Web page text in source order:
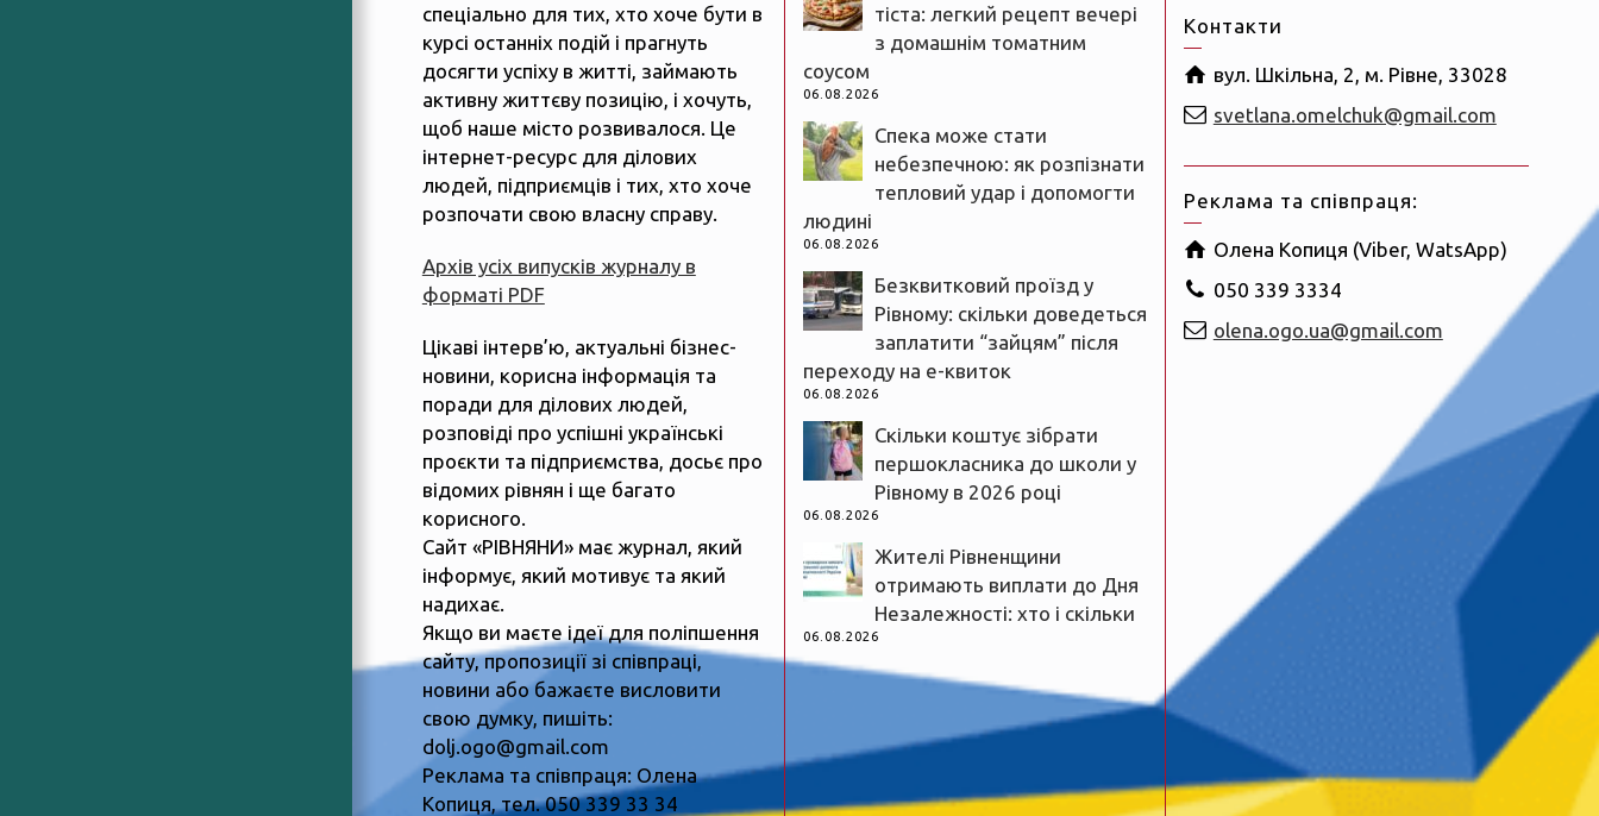
спеціально для тих, хто хоче бути в
курсі останніх подій і прагнуть
досягти успіху в житті, займають
активну життєву позицію, і хочуть,
щоб наше місто розвивалося. Це
інтернет-ресурс для ділових
людей, підприємців і тих, хто хоче
розпочати свою власну справу.
Архів усіх випусків журналу в
форматі PDF
Цікаві інтерв’ю, актуальні бізнес-
новини, корисна інформація та
поради для ділових людей,
розповіді про успішні українські
проєкти та підприємства, досьє про
відомих рівнян і ще багато
корисного.
Сайт «РІВНЯНИ» має журнал, який
інформує, який мотивує та який
надихає.
Якщо ви маєте ідеї для поліпшення
сайту, пропозиції зі співпраці,
новини або бажаєте висловити
свою думку, пишіть:
dolj.ogo@gmail.com
Реклама та співпраця: Олена
Копиця, тел. 050 339 33 34
тіста: легкий рецепт вечері
з домашнім томатним
соусом
06.08.2026
Спека може стати
небезпечною: як розпізнати
тепловий удар і допомогти
людині
06.08.2026
Безквитковий проїзд у
Рівному: скільки доведеться
заплатити “зайцям” після
переходу на е-квиток
06.08.2026
Скільки коштує зібрати
першокласника до школи у
Рівному в 2026 році
06.08.2026
Жителі Рівненщини
отримають виплати до Дня
Незалежності: хто і скільки
06.08.2026
Контакти
вул. Шкільна, 2, м. Рівне, 33028
svetlana.omelchuk@gmail.com
Реклама та співпраця:
Олена Копиця (Viber, WatsApp)
050 339 3334
olena.ogo.ua@gmail.com